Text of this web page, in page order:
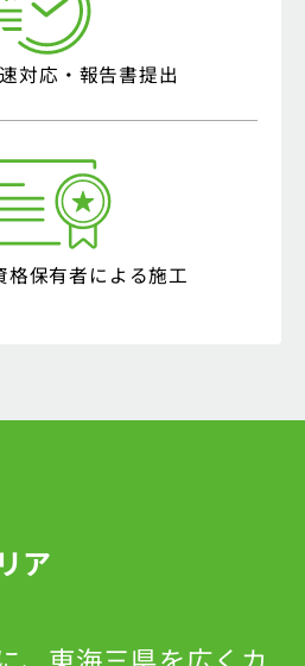
対応・報告書提出
格保有者による施工
ア